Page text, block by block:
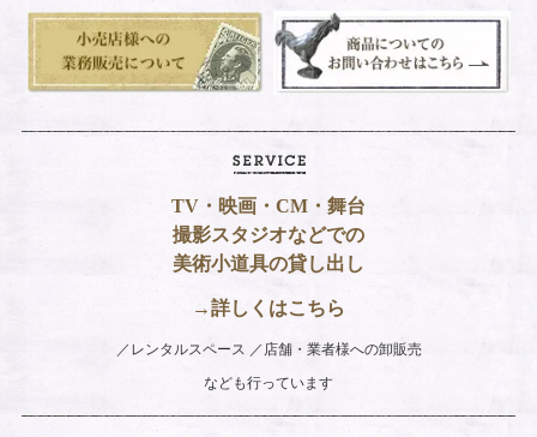
TV・映画・CM・舞台
撮影スタジオなどでの
美術小道具の貸し出し
→詳しくはこちら
レンタルスペース
店舗・業者様への卸販売
なども行っています